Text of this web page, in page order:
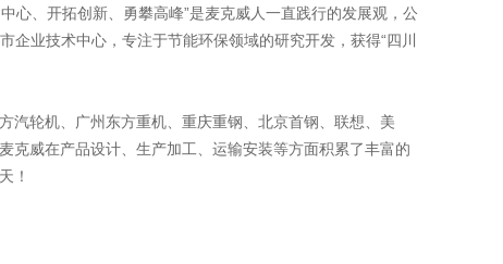
、开拓创新、勇攀高峰”是麦克威人一直践行的发展观，公
企业技术中心，专注于节能环保领域的研究开发，获得“四川
轮机、广州东方重机、重庆重钢、北京首钢、联想、美
克威在产品设计、生产加工、运输安装等方面积累了丰富的
！